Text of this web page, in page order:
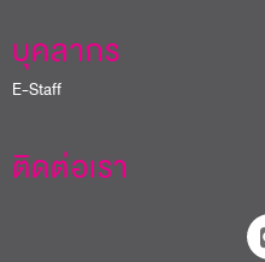
บุคลากร
E-Staff
ติดต่อเรา